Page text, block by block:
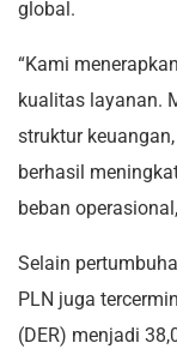
global.
“Kami
kualitas layanan.
struktur
berhasil
beban
Selain
PLN juga
(DER) menjadi